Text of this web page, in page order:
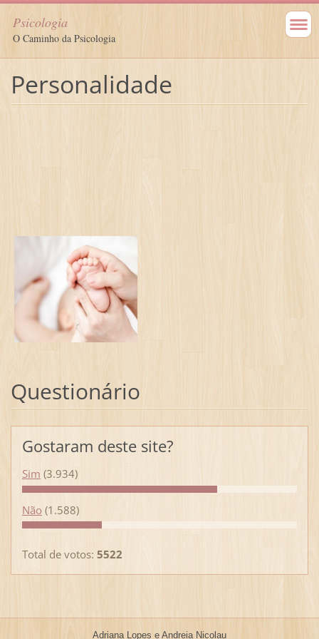
Psicologia
O Caminho da Psicologia
Personalidade
Questionário
Gostaram deste site?
Sim (3.934)
Não (1.588)
Total de votos: 5522
Adriana Lopes e Andreia Nicolau